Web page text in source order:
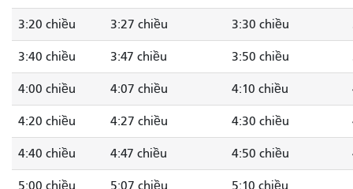
3:20 chiều 3:27 chiều 3:30 chiều
3:40 chiều 3:47 chiều 3:50 chiều
4:00 chiều 4:07 chiều 4:10 chiều
4:20 chiều 4:27 chiều 4:30 chiều
4:40 chiều 4:47 chiều 4:50 chiều
5:00 chiều 5:07 chiều 5:10 chiều